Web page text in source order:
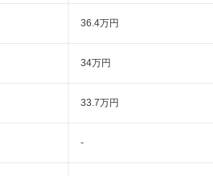
36.4万円
34万円
33.7万円
-